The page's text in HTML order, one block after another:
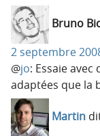
Bruno
2 septembre
@jo: Essaie avec
adaptées que la
Martin